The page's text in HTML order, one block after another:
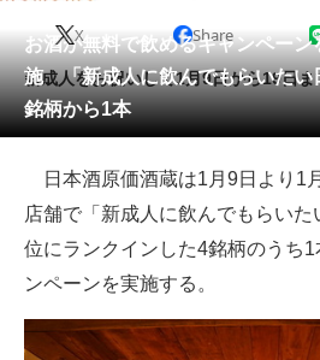
会員記事
メディア
注目記事を集めた総合ページ
ITの今と未来を見通す
スマホと通信の最新トレンド
進化するPCとデバイスの未来
好きが集まる 比べて選べる
お酒が無料で飲めるキャンペー
施 「新成人に飲んでもらいたい
銘柄から1本
X Share
新成人をお祝いして1月9日から19日ま
日本酒原価酒蔵は1月9日より1
店舗で「新成人に飲んでもらいた
位にランクインした4銘柄のうち
ンペーンを実施する。